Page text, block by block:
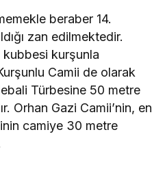
beraber 14.
zan edilmektedir.
kubbesi kurşunla
Camii de olarak
Türbesine 50 metre
Orhan Gazi Camii’nin, en
camiye 30 metre